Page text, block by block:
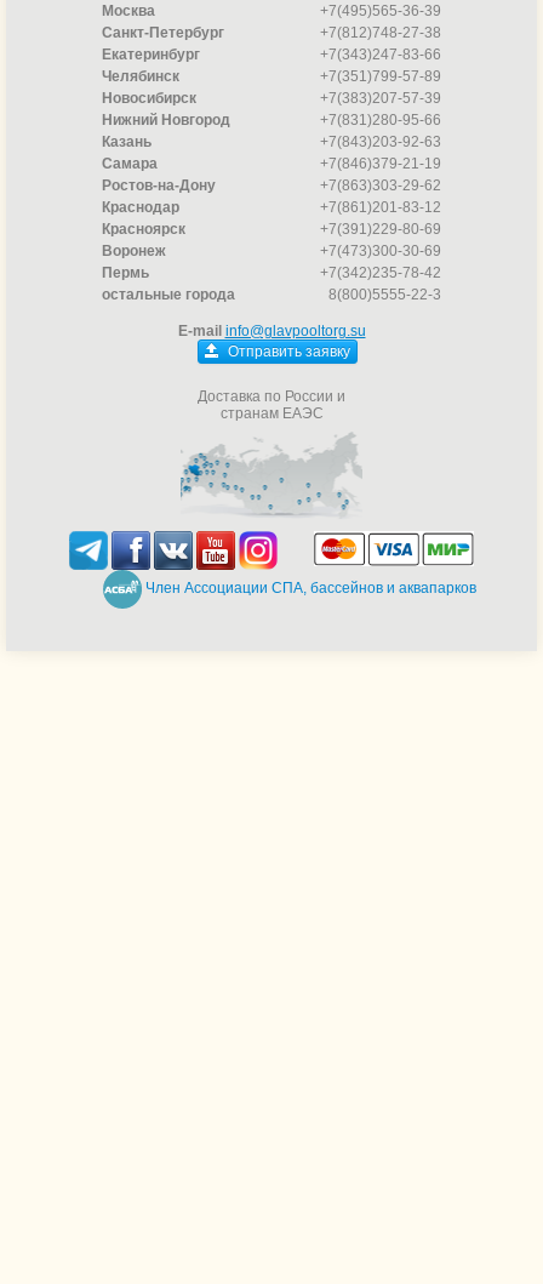
Москва
+7(495)565-36-39
Санкт-Петербург
+7(812)748-27-38
Екатеринбург
+7(343)247-83-66
Челябинск
+7(351)799-57-89
Новосибирск
+7(383)207-57-39
Нижний Новгород
+7(831)280-95-66
Казань
+7(843)203-92-63
Самара
+7(846)379-21-19
Ростов-на-Дону
+7(863)303-29-62
Краснодар
+7(861)201-83-12
Красноярск
+7(391)229-80-69
Воронеж
+7(473)300-30-69
Пермь
+7(342)235-78-42
остальные города
8(800)5555-22-3
E-mail info@glavpooltorg.su
Отправить заявку
Доставка по России и
странам ЕАЭС
Член Ассоциации СПА, бассейнов и аквапарков